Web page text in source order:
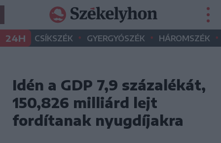
24H CSÍKSZÉK • GYERGYÓSZÉK • HÁROMSZÉK •
Idén a GDP 7,9 százalékát,
150,826 milliárd lejt
fordítanak nyugdíjakra